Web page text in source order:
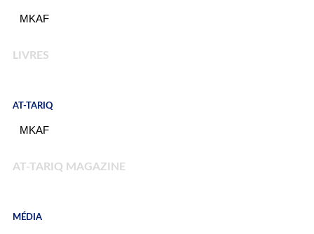
MKAF
LIVRES
AT-TARIQ
MKAF
AT-TARIQ MAGAZINE
MÉDIA